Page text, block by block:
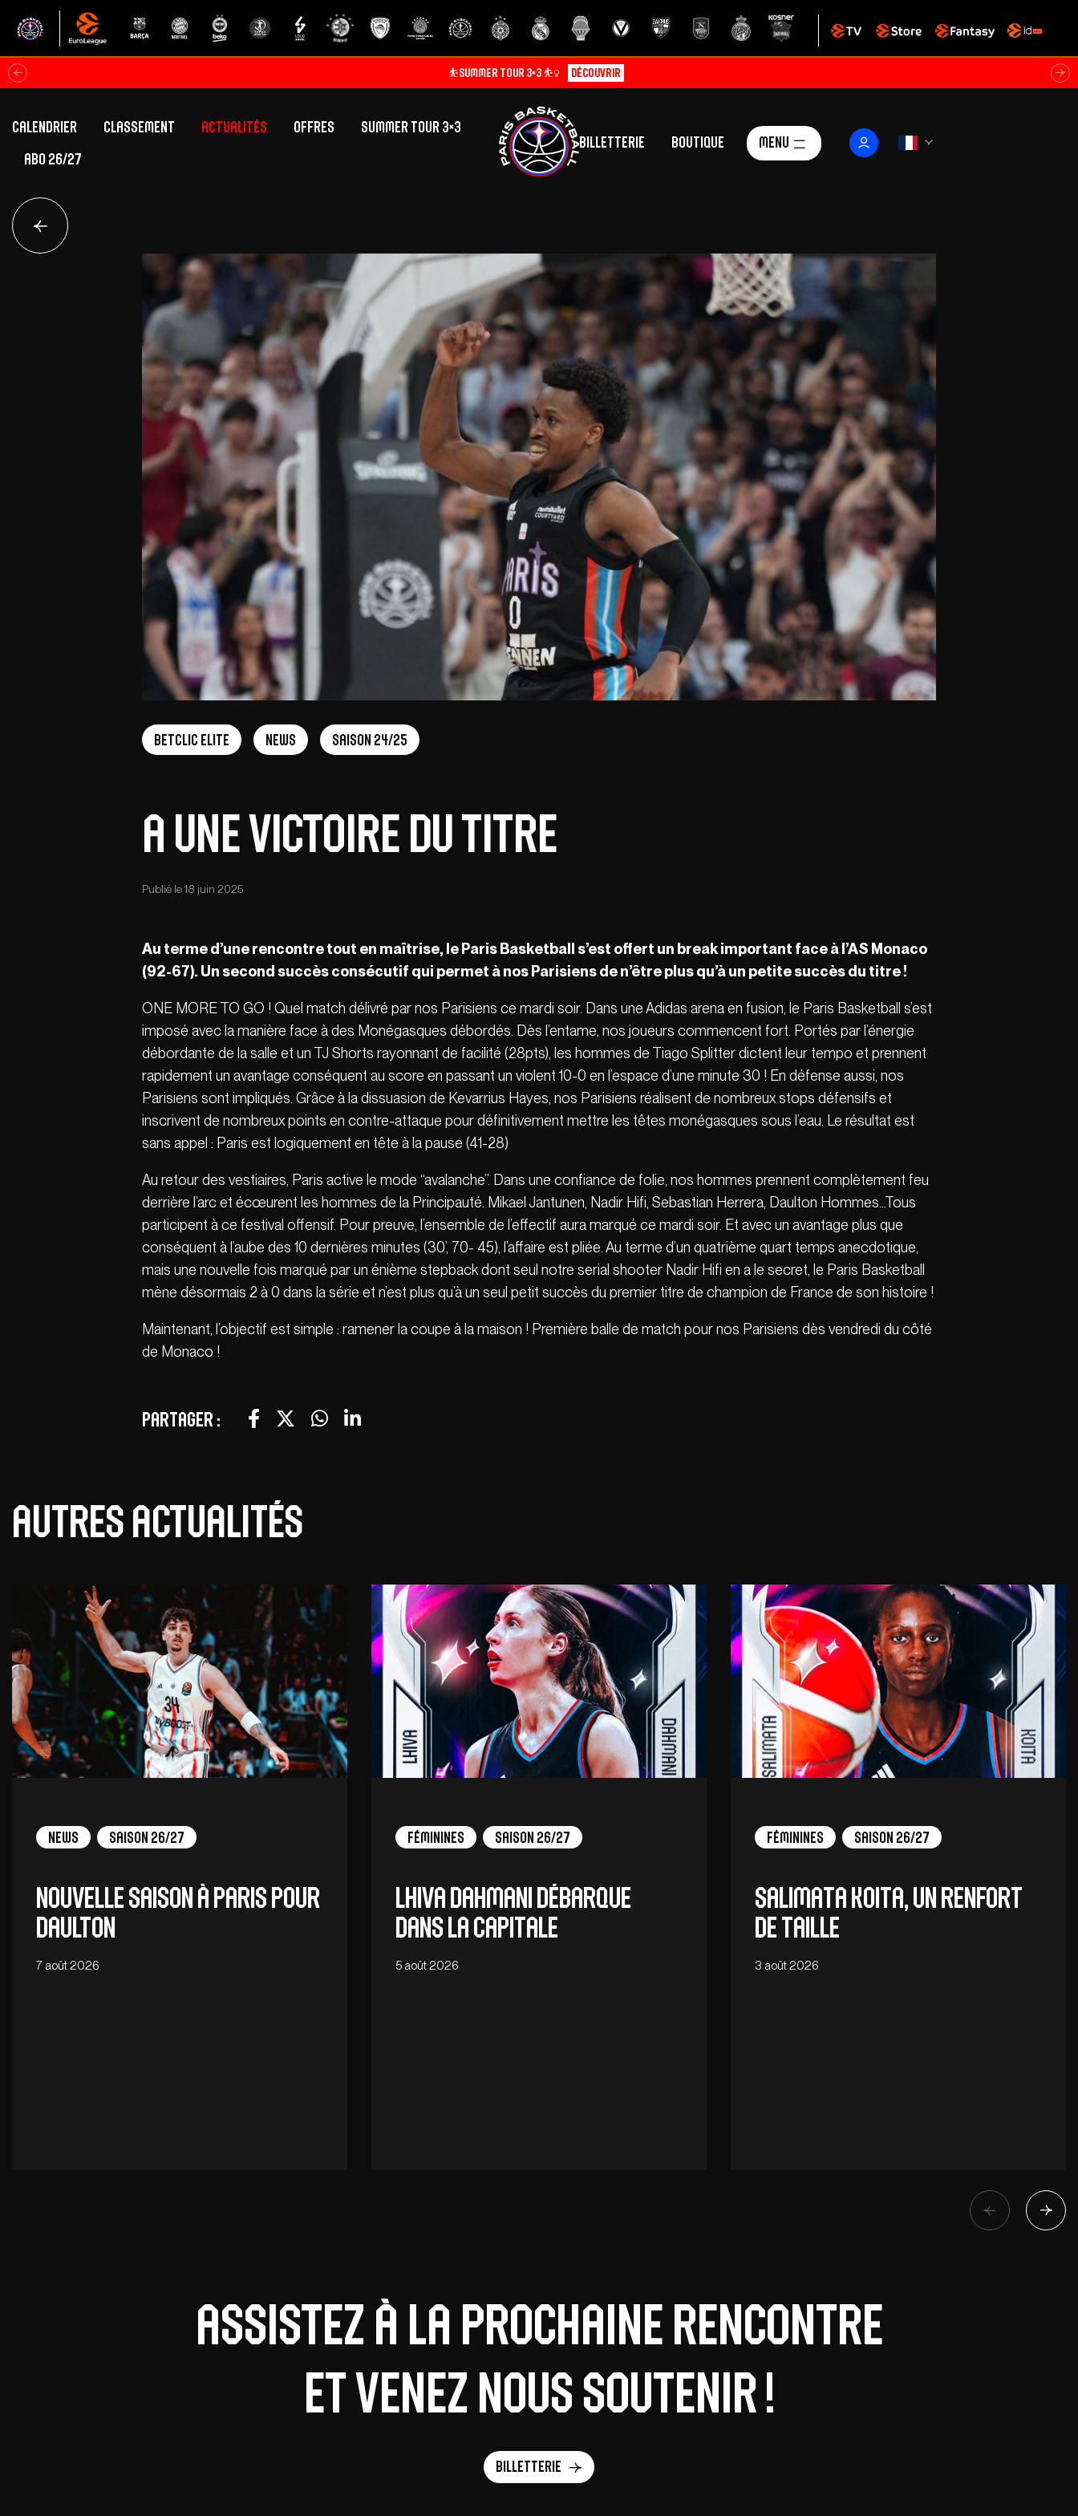
⛹️SUMMER TOUR 3×3 ⛹️‍♀️ Découvrir
Calendrier
Classement
Classement Betclic Elite
Actualités
Offres
SUMMER TOUR 3×3
ABO 26/27
Billetterie Boutique Menu
Équipe Première
Classement Betclic Elite
Classement EuroLeague
Présentation
Effectif
Présentation
La vie au centre
Effectif
Camps
Actualités
Histoire
Foundation
Parisii
Volontaires
ON RECRUTE
Contact
Offres Grand Public Offres Hospitalités
Courtside Club
Central House
Suites
FAQ
Adidas Arena
Accès et informations
Arena Tour
Événements et séminaires
Entertainment
FAQ
Partenaires
Nos partenaires
Devenir partenaire
Business Club
Betclic Elite News Saison 24/25
A une victoire du titre
Publié le 18 juin 2025
Au terme d’une rencontre tout en maîtrise, le Paris Basketball s’est offert un break important face à l’AS Monaco
(92-67). Un second succès consécutif qui permet à nos Parisiens de n’être plus qu’à un petite succès du titre !
ONE MORE TO GO ! Quel match délivré par nos Parisiens ce mardi soir. Dans une Adidas arena en fusion, le Paris Basketball s’est
imposé avec la manière face à des Monégasques débordés. Dès l’entame, nos joueurs commencent fort. Portés par l’énergie
débordante de la salle et un TJ Shorts rayonnant de facilité (28pts), les hommes de Tiago Splitter dictent leur tempo et prennent
rapidement un avantage conséquent au score en passant un violent 10-0 en l’espace d’une minute 30 ! En défense aussi, nos
Parisiens sont impliqués. Grâce à la dissuasion de Kevarrius Hayes, nos Parisiens réalisent de nombreux stops défensifs et
inscrivent de nombreux points en contre-attaque pour définitivement mettre les têtes monégasques sous l’eau. Le résultat est
sans appel : Paris est logiquement en tête à la pause (41-28)
Au retour des vestiaires, Paris active le mode “avalanche”. Dans une confiance de folie, nos hommes prennent complètement feu
derrière l’arc et écœurent les hommes de la Principauté. Mikael Jantunen, Nadir Hifi, Sebastian Herrera, Daulton Hommes…Tous
participent à ce festival offensif. Pour preuve, l’ensemble de l’effectif aura marqué ce mardi soir. Et avec un avantage plus que
conséquent à l’aube des 10 dernières minutes (30’, 70- 45), l’affaire est pliée. Au terme d’un quatrième quart temps anecdotique,
mais une nouvelle fois marqué par un énième stepback dont seul notre serial shooter Nadir Hifi en a le secret, le Paris Basketball
mène désormais 2 à 0 dans la série et n’est plus qu’à un seul petit succès du premier titre de champion de France de son histoire !
Maintenant, l’objectif est simple : ramener la coupe à la maison ! Première balle de match pour nos Parisiens dès vendredi du côté
de Monaco !
Partager :
Autres actualités
News Saison 26/27
Nouvelle saison à Paris pour
Daulton
7 août 2026
Féminines Saison 26/27
Lhiva Dahmani débarque
dans la capitale
5 août 2026
Féminines Saison 26/27
Salimata Koita, un renfort
de taille
3 août 2026
Assistez à la prochaine rencontre
et venez nous soutenir !
Billetterie